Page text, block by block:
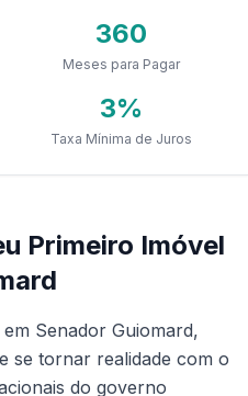
360
Meses para Pagar
3%
Taxa Mínima de Juros
Primeiro Imóvel
Senador Guiomard,
se tornar realidade com o
do governo